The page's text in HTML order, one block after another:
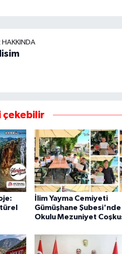
HAKKINDA
çekebilir
İlim Yayma Cemiyeti
Gümüşhane Şubesi'nde
Okulu Mezuniyet